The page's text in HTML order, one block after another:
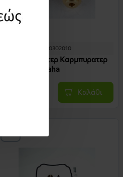
160302010
Βαλβιδα Φλοτερ Καρμπυρατερ
Με Εδρα Yamaha
Καλάθι